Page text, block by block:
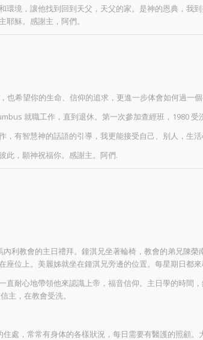
環境，讓他找到回到天父，天父的家。是神的恩典，我
穌。感謝主，阿們。
希望你的生命、信仰的追求，更進一步体會如何過一
就職工作，直到退休。第一次參加查經班，1980 受
有智慧神的話語的引導，我更能接受自己、别人，生
此，願神祝福你。感謝主。阿們.
利教會的主日禮拜。鐘淇兄坐著輪椅，教會的弟兄陳
位上。美麗姊就坐在鐘淇兄旁邊的位置。每星期日都來
直耐心地帶領他來認識上帝，福音信仰。主日學的時間
主，在教會受洗。
處，常常有身体的各樣狀況，每日需要有醫護的照顧